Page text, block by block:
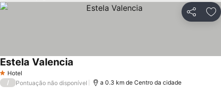
Partilhar
1 Estrelas
Hotel
Estela Valencia
/ Pontuação não disponível a 0.3 km de Centro da cidade